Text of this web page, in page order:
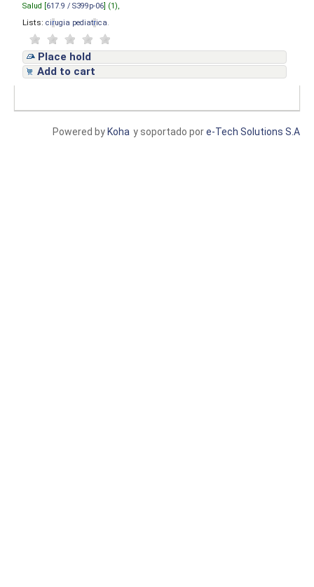
Salud [ 617.9 / S399p-06 ] (1),
Lists: cirugia pediatrica
Place hold
Add to cart
y soportado pore-Tech Solutions S.A
Powered by Koha